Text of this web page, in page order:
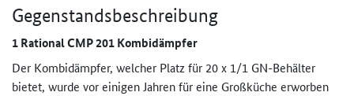
Gegenstandsbeschreibung
1 Rational CMP 201 Kombidämpfer
Der Kombidämpfer, welcher Platz für 20 x 1/1 GN-Behälter
bietet, wurde vor einigen Jahren für eine Großküche erworben